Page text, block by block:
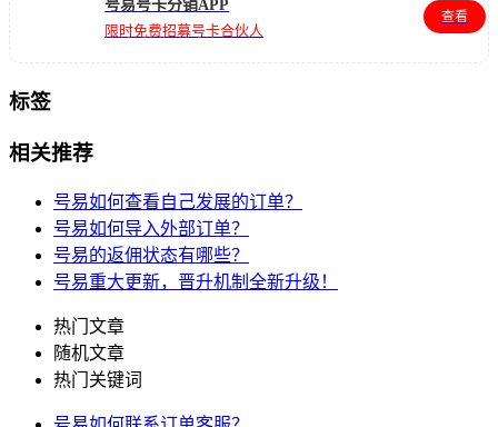
号易号卡分销APP
限时免费招募号卡合伙人
查看
标签
相关推荐
号易如何查看自己发展的订单？
号易如何导入外部订单？
号易的返佣状态有哪些？
号易重大更新，晋升机制全新升级！
热门文章
随机文章
热门关键词